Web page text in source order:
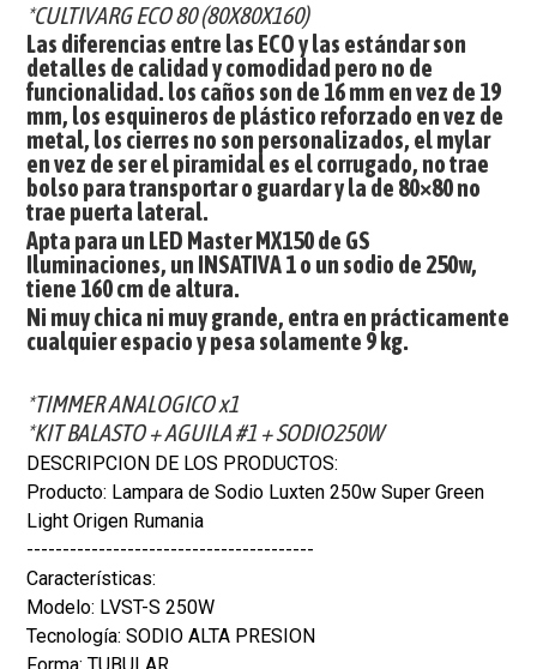
*CULTIVARG ECO 80 (80X80X160)
Las diferencias entre las ECO y las estándar son
detalles de calidad y comodidad pero no de
funcionalidad. los caños son de 16 mm en vez de 19
mm, los esquineros de plástico reforzado en vez de
metal, los cierres no son personalizados, el mylar
en vez de ser el piramidal es el corrugado, no trae
bolso para transportar o guardar y la de 80×80 no
trae puerta lateral.
Apta para un LED Master MX150 de GS
Iluminaciones, un INSATIVA 1 o un sodio de 250w,
tiene 160 cm de altura.
Ni muy chica ni muy grande, entra en prácticamente
cualquier espacio y pesa solamente 9 kg.
*TIMMER ANALOGICO x1
*KIT BALASTO + AGUILA #1 + SODIO250W
DESCRIPCION DE LOS PRODUCTOS:
Producto: Lampara de Sodio Luxten 250w Super Green
Light Origen Rumania
----------------------------------------
Características:
Modelo: LVST-S 250W
Tecnología: SODIO ALTA PRESION